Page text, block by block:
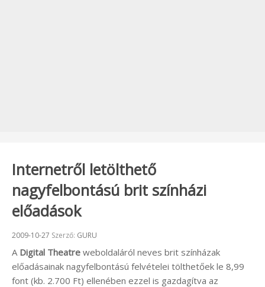
Internetről letölthető
nagyfelbontású brit színházi
előadások
Beküldve:
2009-10-27 Szerző: GURU
A Digital Theatre weboldaláról neves brit színházak
előadásainak nagyfelbontású felvételei tölthetőek le 8,99
font (kb. 2.700 Ft) ellenében ezzel is gazdagítva az